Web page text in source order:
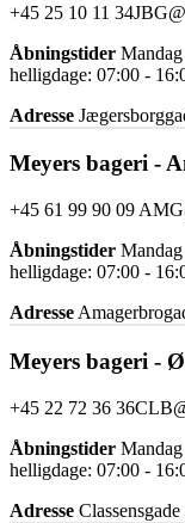
Adresse
Åbningstider
helligdage: 07:00 -
+45 25 10 11 34
Meyers bageri -
Adresse
Åbningstider
helligdage: 07:00 -
+45 61 99 90 09
Meyers bageri -
Adresse
Åbningstider
helligdage: 07:00 -
+45 22 72 36 36